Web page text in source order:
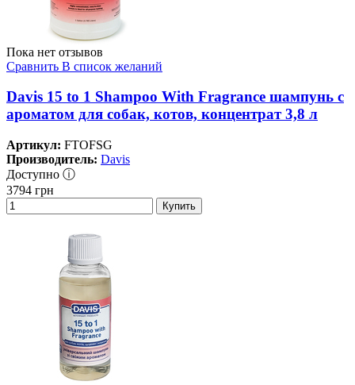
Пока нет отзывов
Сравнить В список желаний
Davis 15 to 1 Shampoo With Fragrance шампунь с
ароматом для собак, котов, концентрат 3,8 л
Артикул: FTOFSG
Производитель: Davis
Доступно ⓘ
3794 грн
Купить